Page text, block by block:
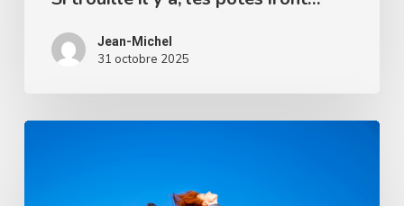
Jean-Michel
31 octobre 2025